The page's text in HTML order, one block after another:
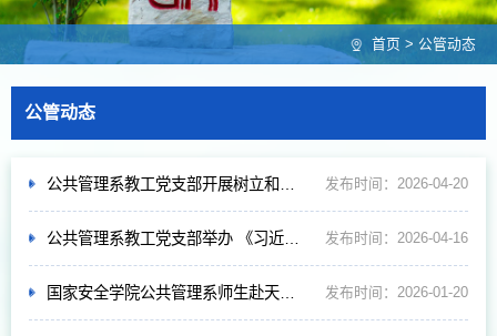
首页 > 公管动态
公管动态
发布时间：2026-04-20
发布时间：2026-04-16
发布时间：2026-01-20